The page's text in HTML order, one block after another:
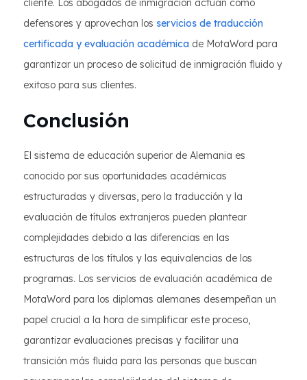
cliente. Los abogados de inmigración actúan como
defensores y aprovechan los servicios de traducción
certificada y evaluación académica de MotaWord para
garantizar un proceso de solicitud de inmigración fluido y
exitoso para sus clientes.
Conclusión
El sistema de educación superior de Alemania es
conocido por sus oportunidades académicas
estructuradas y diversas, pero la traducción y la
evaluación de títulos extranjeros pueden plantear
complejidades debido a las diferencias en las
estructuras de los títulos y las equivalencias de los
programas. Los servicios de evaluación académica de
MotaWord para los diplomas alemanes desempeñan un
papel crucial a la hora de simplificar este proceso,
garantizar evaluaciones precisas y facilitar una
transición más fluida para las personas que buscan